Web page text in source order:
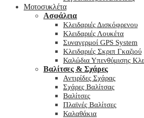
Μοτοσυκλέτα
Ασφάλεια
Κλειδαριές Δισκόφρενου
Κλειδαριές Λουκέτα
Συναγερμοί GPS System
Κλειδαριές Σκριπ Γκαζιού
Καλώδια Υπενθύμισης
Βαλίτσες & Σχάρες
Αντιρίδες Σχάρας
Σχάρες Βαλίτσας
Βαλίτσες
Πλαϊνές Βαλίτσες
Καλαθάκια